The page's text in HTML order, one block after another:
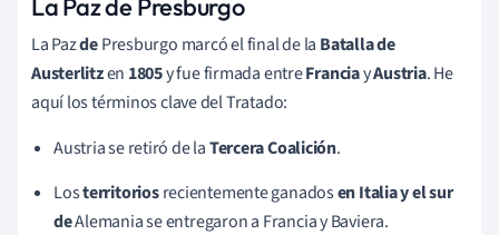
La Paz de Presburgo
La PazdePresburgo marcó el final de la Batalla de
Austerlitzen 1805y fue firmada entreFranciayAustria. He
aquí los términos clave del Tratado:
Austria se retiró de laTercera Coalición.
Losterritoriosrecientemente ganadosen Italia y el sur
deAlemania se entregaron a Francia y Baviera.